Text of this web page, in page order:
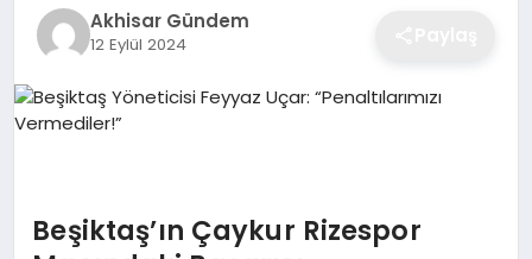
Akhisar Gündem
12 Eylül 2024
Beşiktaş’ın Çaykur Rizespor